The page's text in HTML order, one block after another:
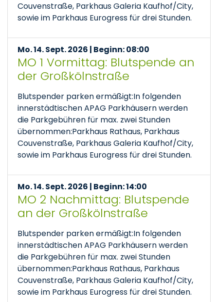
Couvenstraße, Parkhaus Galeria Kaufhof/City,
sowie im Parkhaus Eurogress für drei Stunden.
Mo. 14. Sept. 2026 | Beginn: 08:00
MO 1 Vormittag: Blutspende an
der Großkölnstraße
Blutspender parken ermäßigt:In folgenden
innerstädtischen APAG Parkhäusern werden
die Parkgebühren für max. zwei Stunden
übernommen:Parkhaus Rathaus, Parkhaus
Couvenstraße, Parkhaus Galeria Kaufhof/City,
sowie im Parkhaus Eurogress für drei Stunden.
Mo. 14. Sept. 2026 | Beginn: 14:00
MO 2 Nachmittag: Blutspende
an der Großkölnstraße
Blutspender parken ermäßigt:In folgenden
innerstädtischen APAG Parkhäusern werden
die Parkgebühren für max. zwei Stunden
übernommen:Parkhaus Rathaus, Parkhaus
Couvenstraße, Parkhaus Galeria Kaufhof/City,
sowie im Parkhaus Eurogress für drei Stunden.